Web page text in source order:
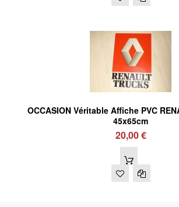
OCCASION Véritable Affiche PVC
45x65cm
20,00 €